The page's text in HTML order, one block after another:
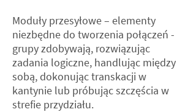
Moduły przesyłowe – elementy
niezbędne do tworzenia połączeń -
grupy zdobywają, rozwiązując
zadania logiczne, handlując między
sobą, dokonując transkacji w
kantynie lub próbując szczęścia w
strefie przydziału.